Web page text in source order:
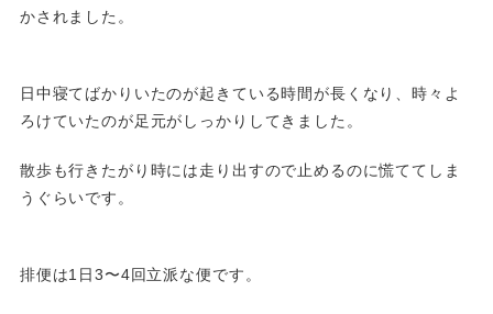
かされました。
日中寝てばかりいたのが起きている時間が長くなり、時々よ
ろけていたのが足元がしっかりしてきました。
散歩も行きたがり時には走り出すので止めるのに慌ててしま
うぐらいです。
排便は1日3〜4回立派な便です。